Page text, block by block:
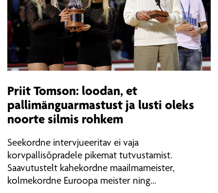
Priit Tomson: loodan, et
pallimänguarmastust ja lusti oleks
noorte silmis rohkem
Seekordne intervjueeritav ei vaja
korvpallisõpradele pikemat tutvustamist.
Saavutustelt kahekordne maailmameister,
kolmekordne Euroopa meister ning...